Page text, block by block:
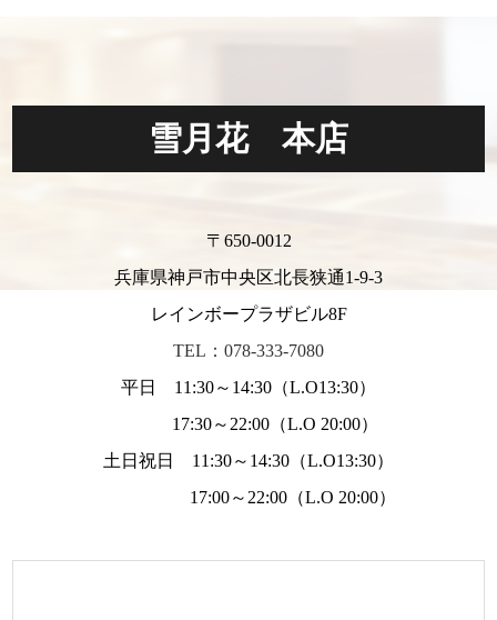
雪月花 本店
〒650-0012
兵庫県神戸市中央区北長狭通1-9-3
レインボープラザビル8F
TEL：078-333-7080
平日 11:30～14:30（L.O13:30）
17:30～22:00（L.O 20:00）
土日祝日 11:30～14:30（L.O13:30）
17:00～22:00（L.O 20:00）